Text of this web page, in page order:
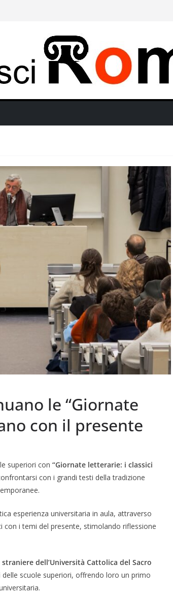
le “Giornate
con il presente
superiori con “Giornate letterarie: i classici
con i grandi testi della tradizione
esperienza universitaria in aula, attraverso
i temi del presente, stimolando riflessione
dell’Università Cattolica del Sacro
delle scuole superiori, offrendo loro un primo